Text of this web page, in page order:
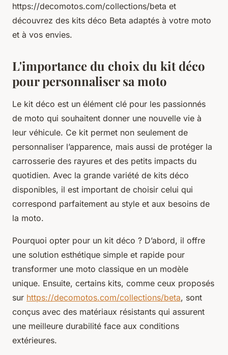
https://decomotos.com/collections/beta et
découvrez des kits déco Beta adaptés à votre moto
et à vos envies.
L'importance du choix du kit déco
pour personnaliser sa moto
Le kit déco est un élément clé pour les passionnés
de moto qui souhaitent donner une nouvelle vie à
leur véhicule. Ce kit permet non seulement de
personnaliser l’apparence, mais aussi de protéger la
carrosserie des rayures et des petits impacts du
quotidien. Avec la grande variété de kits déco
disponibles, il est important de choisir celui qui
correspond parfaitement au style et aux besoins de
la moto.
Pourquoi opter pour un kit déco ? D’abord, il offre
une solution esthétique simple et rapide pour
transformer une moto classique en un modèle
unique. Ensuite, certains kits, comme ceux proposés
sur https://decomotos.com/collections/beta, sont
conçus avec des matériaux résistants qui assurent
une meilleure durabilité face aux conditions
extérieures.